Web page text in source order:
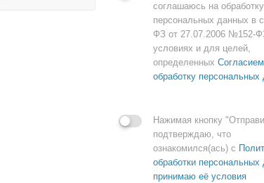
соглашаюсь на
персональных данных в
ФЗ от 27.07.2006 №152-
условиях и для целей,
определенных
обработку персональных
Нажимая кнопку
подтверждаю, что
ознакомился(ась) с
обработки персональных
принимаю её условия